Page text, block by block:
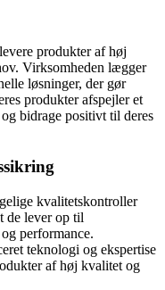
produkter af høj
Virksomheden lægger
løsninger, der gør
produkter afspejler et
bidrage positivt til deres
kvalitetskontroller
de lever op til
performance.
teknologi og ekspertise
af høj kvalitet og